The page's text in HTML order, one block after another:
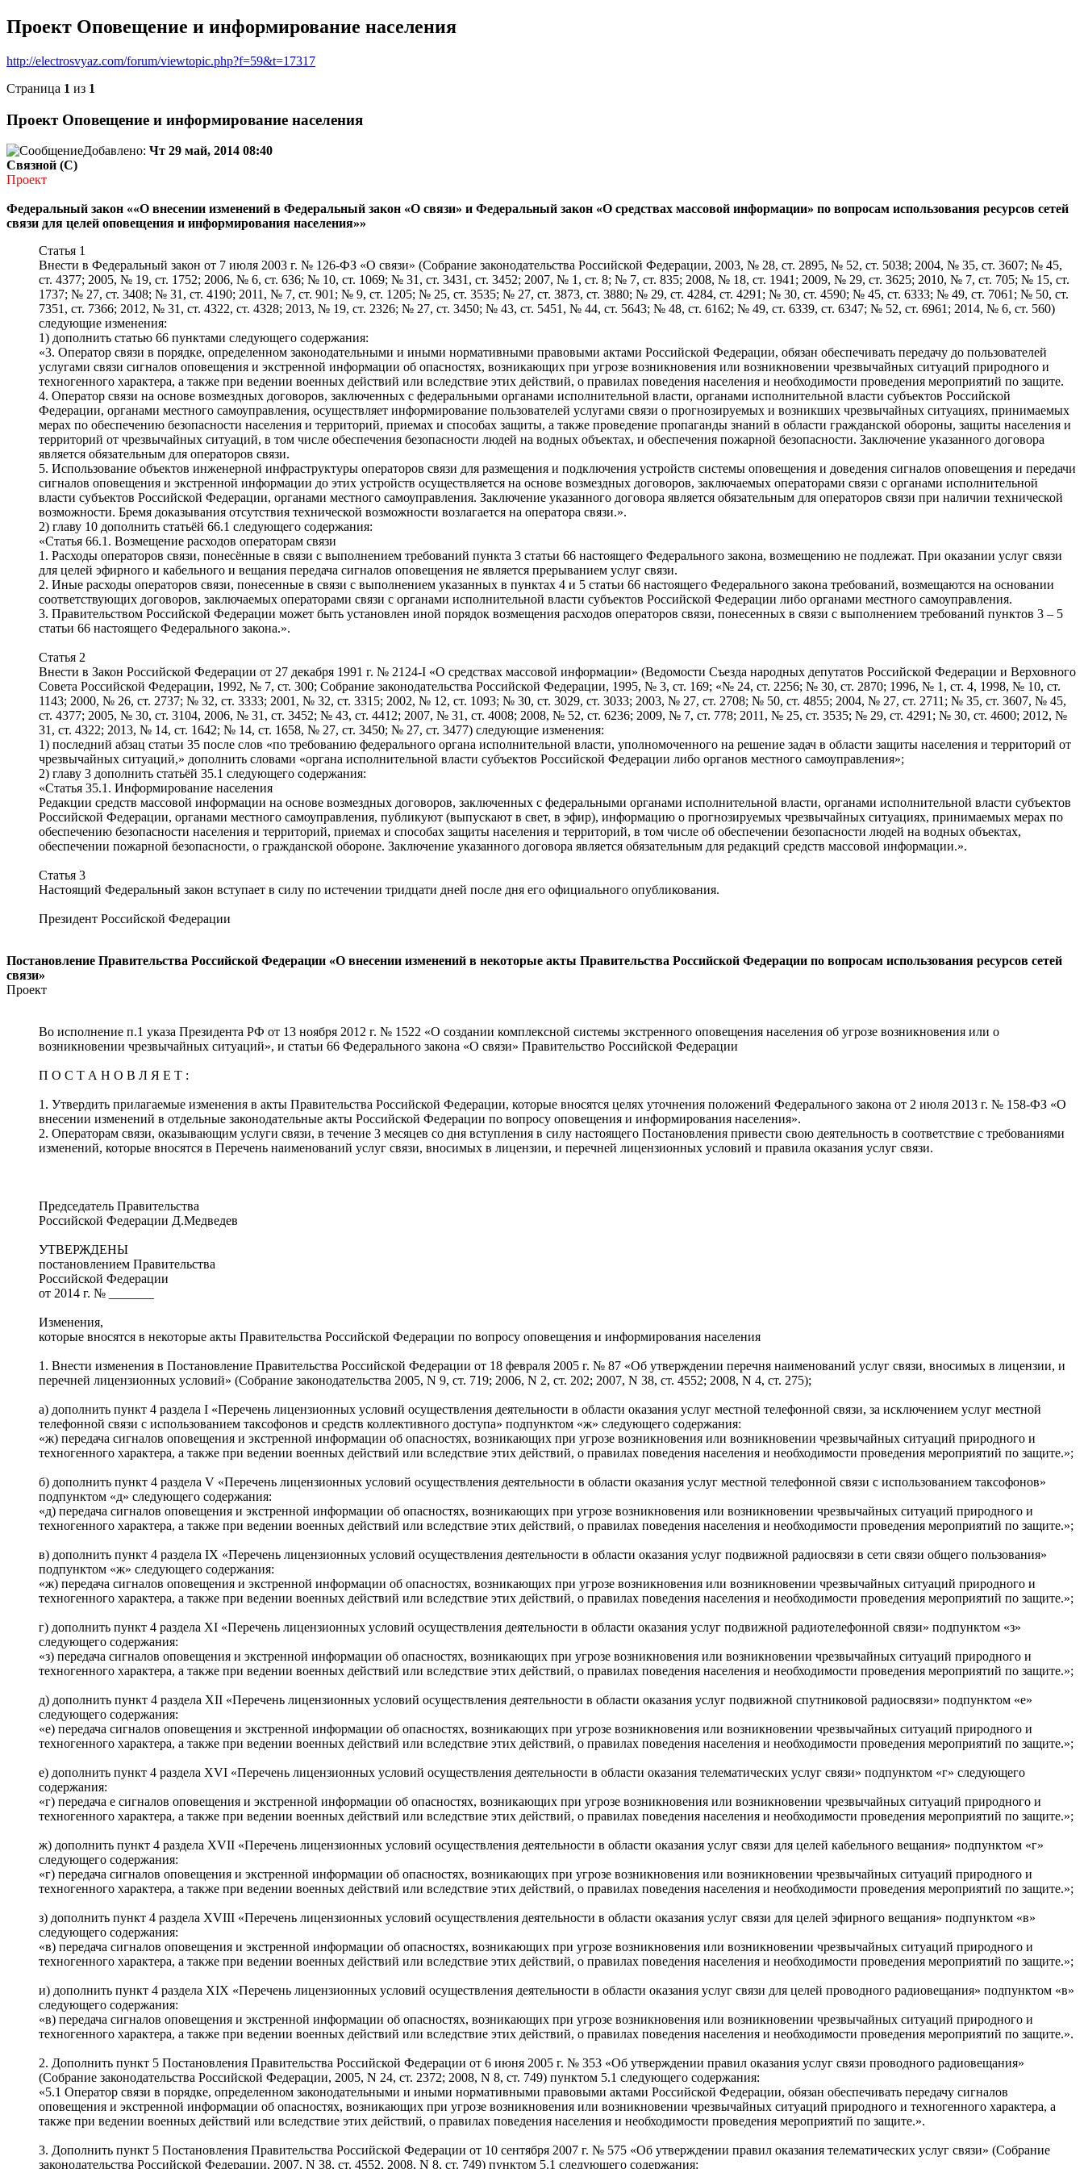
Проект Оповещение и информирование населения
http://electrosvyaz.com/forum/viewtopic.php?f=59&t=17317
Страница 1 из 1
Проект Оповещение и информирование населения
Добавлено: Чт 29 май, 2014 08:40
Связной (С)
Проект
Федеральный закон ««О внесении изменений в Федеральный закон «О связи» и Федеральный закон «О средствах массовой информации» по вопросам использования ресурсов сетей
связи для целей оповещения и информирования населения»»
Статья 1
Внести в Федеральный закон от 7 июля 2003 г. № 126-ФЗ «О связи» (Собрание законодательства Российской Федерации, 2003, № 28, ст. 2895, № 52, ст. 5038; 2004, № 35, ст. 3607; № 45,
ст. 4377; 2005, № 19, ст. 1752; 2006, № 6, ст. 636; № 10, ст. 1069; № 31, ст. 3431, ст. 3452; 2007, № 1, ст. 8; № 7, ст. 835; 2008, № 18, ст. 1941; 2009, № 29, ст. 3625; 2010, № 7, ст. 705; № 15, ст.
1737; № 27, ст. 3408; № 31, ст. 4190; 2011, № 7, ст. 901; № 9, ст. 1205; № 25, ст. 3535; № 27, ст. 3873, ст. 3880; № 29, ст. 4284, ст. 4291; № 30, ст. 4590; № 45, ст. 6333; № 49, ст. 7061; № 50, ст.
7351, ст. 7366; 2012, № 31, ст. 4322, ст. 4328; 2013, № 19, ст. 2326; № 27, ст. 3450; № 43, ст. 5451, № 44, ст. 5643; № 48, ст. 6162; № 49, ст. 6339, ст. 6347; № 52, ст. 6961; 2014, № 6, ст. 560)
следующие изменения:
1) дополнить статью 66 пунктами следующего содержания:
«3. Оператор связи в порядке, определенном законодательными и иными нормативными правовыми актами Российской Федерации, обязан обеспечивать передачу до пользователей
услугами связи сигналов оповещения и экстренной информации об опасностях, возникающих при угрозе возникновения или возникновении чрезвычайных ситуаций природного и
техногенного характера, а также при ведении военных действий или вследствие этих действий, о правилах поведения населения и необходимости проведения мероприятий по защите.
4. Оператор связи на основе возмездных договоров, заключенных с федеральными органами исполнительной власти, органами исполнительной власти субъектов Российской
Федерации, органами местного самоуправления, осуществляет информирование пользователей услугами связи о прогнозируемых и возникших чрезвычайных ситуациях, принимаемых
мерах по обеспечению безопасности населения и территорий, приемах и способах защиты, а также проведение пропаганды знаний в области гражданской обороны, защиты населения и
территорий от чрезвычайных ситуаций, в том числе обеспечения безопасности людей на водных объектах, и обеспечения пожарной безопасности. Заключение указанного договора
является обязательным для операторов связи.
5. Использование объектов инженерной инфраструктуры операторов связи для размещения и подключения устройств системы оповещения и доведения сигналов оповещения и передачи
сигналов оповещения и экстренной информации до этих устройств осуществляется на основе возмездных договоров, заключаемых операторами связи с органами исполнительной
власти субъектов Российской Федерации, органами местного самоуправления. Заключение указанного договора является обязательным для операторов связи при наличии технической
возможности. Бремя доказывания отсутствия технической возможности возлагается на оператора связи.».
2) главу 10 дополнить статьёй 66.1 следующего содержания:
«Статья 66.1. Возмещение расходов операторам связи
1. Расходы операторов связи, понесённые в связи с выполнением требований пункта 3 статьи 66 настоящего Федерального закона, возмещению не подлежат. При оказании услуг связи
для целей эфирного и кабельного и вещания передача сигналов оповещения не является прерыванием услуг связи.
2. Иные расходы операторов связи, понесенные в связи с выполнением указанных в пунктах 4 и 5 статьи 66 настоящего Федерального закона требований, возмещаются на основании
соответствующих договоров, заключаемых операторами связи с органами исполнительной власти субъектов Российской Федерации либо органами местного самоуправления.
3. Правительством Российской Федерации может быть установлен иной порядок возмещения расходов операторов связи, понесенных в связи с выполнением требований пунктов 3 – 5
статьи 66 настоящего Федерального закона.».
Статья 2
Внести в Закон Российской Федерации от 27 декабря 1991 г. № 2124-I «О средствах массовой информации» (Ведомости Съезда народных депутатов Российской Федерации и Верховного
Совета Российской Федерации, 1992, № 7, ст. 300; Собрание законодательства Российской Федерации, 1995, № 3, ст. 169; «№ 24, ст. 2256; № 30, ст. 2870; 1996, № 1, ст. 4, 1998, № 10, ст.
1143; 2000, № 26, ст. 2737; № 32, ст. 3333; 2001, № 32, ст. 3315; 2002, № 12, ст. 1093; № 30, ст. 3029, ст. 3033; 2003, № 27, ст. 2708; № 50, ст. 4855; 2004, № 27, ст. 2711; № 35, ст. 3607, № 45,
ст. 4377; 2005, № 30, ст. 3104, 2006, № 31, ст. 3452; № 43, ст. 4412; 2007, № 31, ст. 4008; 2008, № 52, ст. 6236; 2009, № 7, ст. 778; 2011, № 25, ст. 3535; № 29, ст. 4291; № 30, ст. 4600; 2012, №
31, ст. 4322; 2013, № 14, ст. 1642; № 14, ст. 1658, № 27, ст. 3450; № 27, ст. 3477) следующие изменения:
1) последний абзац статьи 35 после слов «по требованию федерального органа исполнительной власти, уполномоченного на решение задач в области защиты населения и территорий от
чрезвычайных ситуаций,» дополнить словами «органа исполнительной власти субъектов Российской Федерации либо органов местного самоуправления»;
2) главу 3 дополнить статьёй 35.1 следующего содержания:
«Статья 35.1. Информирование населения
Редакции средств массовой информации на основе возмездных договоров, заключенных с федеральными органами исполнительной власти, органами исполнительной власти субъектов
Российской Федерации, органами местного самоуправления, публикуют (выпускают в свет, в эфир), информацию о прогнозируемых чрезвычайных ситуациях, принимаемых мерах по
обеспечению безопасности населения и территорий, приемах и способах защиты населения и территорий, в том числе об обеспечении безопасности людей на водных объектах,
обеспечении пожарной безопасности, о гражданской обороне. Заключение указанного договора является обязательным для редакций средств массовой информации.».
Статья 3
Настоящий Федеральный закон вступает в силу по истечении тридцати дней после дня его официального опубликования.
Президент Российской Федерации
Постановление Правительства Российской Федерации «О внесении изменений в некоторые акты Правительства Российской Федерации по вопросам использования ресурсов сетей
связи»
Проект
Во исполнение п.1 указа Президента РФ от 13 ноября 2012 г. № 1522 «О создании комплексной системы экстренного оповещения населения об угрозе возникновения или о
возникновении чрезвычайных ситуаций», и статьи 66 Федерального закона «О связи» Правительство Российской Федерации
П О С Т А Н О В Л Я Е Т :
1. Утвердить прилагаемые изменения в акты Правительства Российской Федерации, которые вносятся целях уточнения положений Федерального закона от 2 июля 2013 г. № 158-ФЗ «О
внесении изменений в отдельные законодательные акты Российской Федерации по вопросу оповещения и информирования населения».
2. Операторам связи, оказывающим услуги связи, в течение 3 месяцев со дня вступления в силу настоящего Постановления привести свою деятельность в соответствие с требованиями
изменений, которые вносятся в Перечень наименований услуг связи, вносимых в лицензии, и перечней лицензионных условий и правила оказания услуг связи.
Председатель Правительства
Российской Федерации Д.Медведев
УТВЕРЖДЕНЫ
постановлением Правительства
Российской Федерации
от 2014 г. № _______
Изменения,
которые вносятся в некоторые акты Правительства Российской Федерации по вопросу оповещения и информирования населения
1. Внести изменения в Постановление Правительства Российской Федерации от 18 февраля 2005 г. № 87 «Об утверждении перечня наименований услуг связи, вносимых в лицензии, и
перечней лицензионных условий» (Собрание законодательства 2005, N 9, ст. 719; 2006, N 2, ст. 202; 2007, N 38, ст. 4552; 2008, N 4, ст. 275);
а) дополнить пункт 4 раздела I «Перечень лицензионных условий осуществления деятельности в области оказания услуг местной телефонной связи, за исключением услуг местной
телефонной связи с использованием таксофонов и средств коллективного доступа» подпунктом «ж» следующего содержания:
«ж) передача сигналов оповещения и экстренной информации об опасностях, возникающих при угрозе возникновения или возникновении чрезвычайных ситуаций природного и
техногенного характера, а также при ведении военных действий или вследствие этих действий, о правилах поведения населения и необходимости проведения мероприятий по защите.»;
б) дополнить пункт 4 раздела V «Перечень лицензионных условий осуществления деятельности в области оказания услуг местной телефонной связи с использованием таксофонов»
подпунктом «д» следующего содержания:
«д) передача сигналов оповещения и экстренной информации об опасностях, возникающих при угрозе возникновения или возникновении чрезвычайных ситуаций природного и
техногенного характера, а также при ведении военных действий или вследствие этих действий, о правилах поведения населения и необходимости проведения мероприятий по защите.»;
в) дополнить пункт 4 раздела IX «Перечень лицензионных условий осуществления деятельности в области оказания услуг подвижной радиосвязи в сети связи общего пользования»
подпунктом «ж» следующего содержания:
«ж) передача сигналов оповещения и экстренной информации об опасностях, возникающих при угрозе возникновения или возникновении чрезвычайных ситуаций природного и
техногенного характера, а также при ведении военных действий или вследствие этих действий, о правилах поведения населения и необходимости проведения мероприятий по защите.»;
г) дополнить пункт 4 раздела XI «Перечень лицензионных условий осуществления деятельности в области оказания услуг подвижной радиотелефонной связи» подпунктом «з»
следующего содержания:
«з) передача сигналов оповещения и экстренной информации об опасностях, возникающих при угрозе возникновения или возникновении чрезвычайных ситуаций природного и
техногенного характера, а также при ведении военных действий или вследствие этих действий, о правилах поведения населения и необходимости проведения мероприятий по защите.»;
д) дополнить пункт 4 раздела XII «Перечень лицензионных условий осуществления деятельности в области оказания услуг подвижной спутниковой радиосвязи» подпунктом «е»
следующего содержания:
«е) передача сигналов оповещения и экстренной информации об опасностях, возникающих при угрозе возникновения или возникновении чрезвычайных ситуаций природного и
техногенного характера, а также при ведении военных действий или вследствие этих действий, о правилах поведения населения и необходимости проведения мероприятий по защите.»;
е) дополнить пункт 4 раздела XVI «Перечень лицензионных условий осуществления деятельности в области оказания телематических услуг связи» подпунктом «г» следующего
содержания:
«г) передача е сигналов оповещения и экстренной информации об опасностях, возникающих при угрозе возникновения или возникновении чрезвычайных ситуаций природного и
техногенного характера, а также при ведении военных действий или вследствие этих действий, о правилах поведения населения и необходимости проведения мероприятий по защите.»;
ж) дополнить пункт 4 раздела XVII «Перечень лицензионных условий осуществления деятельности в области оказания услуг связи для целей кабельного вещания» подпунктом «г»
следующего содержания:
«г) передача сигналов оповещения и экстренной информации об опасностях, возникающих при угрозе возникновения или возникновении чрезвычайных ситуаций природного и
техногенного характера, а также при ведении военных действий или вследствие этих действий, о правилах поведения населения и необходимости проведения мероприятий по защите.»;
з) дополнить пункт 4 раздела XVIII «Перечень лицензионных условий осуществления деятельности в области оказания услуг связи для целей эфирного вещания» подпунктом «в»
следующего содержания:
«в) передача сигналов оповещения и экстренной информации об опасностях, возникающих при угрозе возникновения или возникновении чрезвычайных ситуаций природного и
техногенного характера, а также при ведении военных действий или вследствие этих действий, о правилах поведения населения и необходимости проведения мероприятий по защите.»;
и) дополнить пункт 4 раздела XIX «Перечень лицензионных условий осуществления деятельности в области оказания услуг связи для целей проводного радиовещания» подпунктом «в»
следующего содержания:
«в) передача сигналов оповещения и экстренной информации об опасностях, возникающих при угрозе возникновения или возникновении чрезвычайных ситуаций природного и
техногенного характера, а также при ведении военных действий или вследствие этих действий, о правилах поведения населения и необходимости проведения мероприятий по защите.».
2. Дополнить пункт 5 Постановления Правительства Российской Федерации от 6 июня 2005 г. № 353 «Об утверждении правил оказания услуг связи проводного радиовещания»
(Собрание законодательства Российской Федерации, 2005, N 24, ст. 2372; 2008, N 8, ст. 749) пунктом 5.1 следующего содержания:
«5.1 Оператор связи в порядке, определенном законодательными и иными нормативными правовыми актами Российской Федерации, обязан обеспечивать передачу сигналов
оповещения и экстренной информации об опасностях, возникающих при угрозе возникновения или возникновении чрезвычайных ситуаций природного и техногенного характера, а
также при ведении военных действий или вследствие этих действий, о правилах поведения населения и необходимости проведения мероприятий по защите.».
3. Дополнить пункт 5 Постановления Правительства Российской Федерации от 10 сентября 2007 г. № 575 «Об утверждении правил оказания телематических услуг связи» (Собрание
законодательства Российской Федерации, 2007, N 38, ст. 4552, 2008, N 8, ст. 749) пунктом 5.1 следующего содержания: